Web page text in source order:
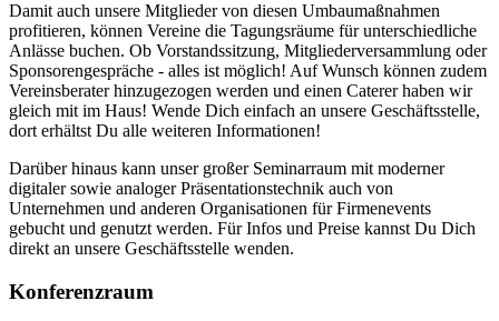
Damit auch unsere Mitglieder von diesen Umbaumaßnahmen
profitieren, können Vereine die Tagungsräume für unterschiedliche
Anlässe buchen. Ob Vorstandssitzung, Mitgliederversammlung oder
Sponsorengespräche - alles ist möglich! Auf Wunsch können zudem
Vereinsberater hinzugezogen werden und einen Caterer haben wir
gleich mit im Haus! Wende Dich einfach an unsere Geschäftsstelle,
dort erhältst Du alle weiteren Informationen!
Darüber hinaus kann unser großer Seminarraum mit moderner
digitaler sowie analoger Präsentationstechnik auch von
Unternehmen und anderen Organisationen für Firmenevents
gebucht und genutzt werden. Für Infos und Preise kannst Du Dich
direkt an unsere Geschäftsstelle wenden.
Konferenzraum